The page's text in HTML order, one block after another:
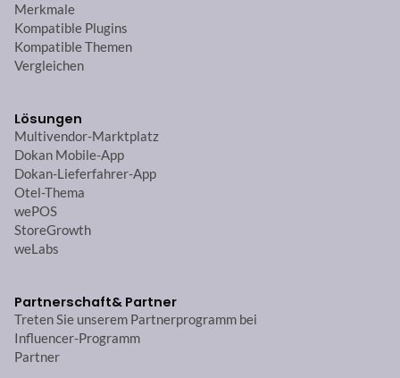
Merkmale
Kompatible Plugins
Kompatible Themen
Vergleichen
Lösungen
Multivendor-Marktplatz
Dokan Mobile-App
Dokan-Lieferfahrer-App
Otel-Thema
wePOS
StoreGrowth
weLabs
Partnerschaft& Partner
Treten Sie unserem Partnerprogramm bei
Influencer-Programm
Partner